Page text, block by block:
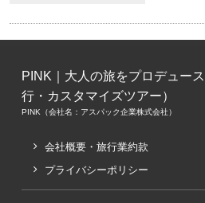
PINK｜大人の旅をプロデュー
行・カスタマイズツアー）
PINK（会社名：アスパック企業株式会社）
会社概要・旅行業約款
プライバシーポリシー